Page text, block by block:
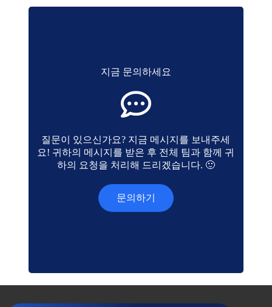
지금 문의하세요
질문이 있으신가요? 지금 메시지를 보내주세
요! 귀하의 메시지를 받은 후 전체 팀과 함께 귀
하의 요청을 처리해 드리겠습니다. 🙂
문의하기